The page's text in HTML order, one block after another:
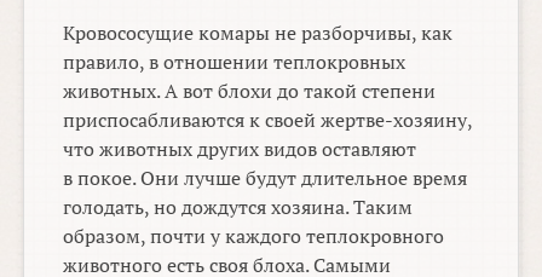
Кровососущие комары не разборчивы, как
правило, в отношении теплокровных
животных. А вот блохи до такой степени
приспосабливаются к своей жертве-хозяину,
что животных других видов оставляют
в покое. Они лучше будут длительное время
голодать, но дождутся хозяина. Таким
образом, почти у каждого теплокровного
животного есть своя блоха. Самыми